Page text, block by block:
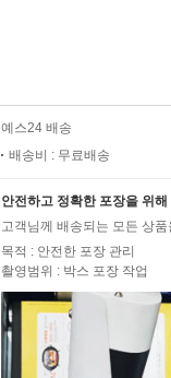
예스24 배송
배송비 : 무료배송
안전하고 정확한 포장을 위
고객님께 배송되는 모든 상
목적 : 안전한 포장 관리
촬영범위 : 박스 포장 작업